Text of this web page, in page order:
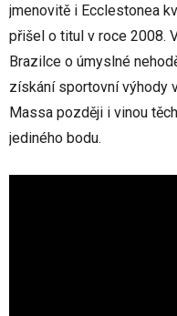
jmenovitě i Ecclestonea
přišel o titul v roce 2008.
Brazilce o úmyslné
získání sportovní výhody
Massa později i vinou
jediného bodu.